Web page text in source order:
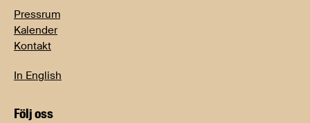
Pressrum
Kalender
Kontakt
In English
Följ oss